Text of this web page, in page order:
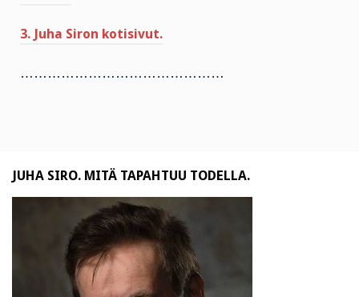
3. Juha Siron kotisivut.
………………………………………
JUHA SIRO. MITÄ TAPAHTUU TODELLA.